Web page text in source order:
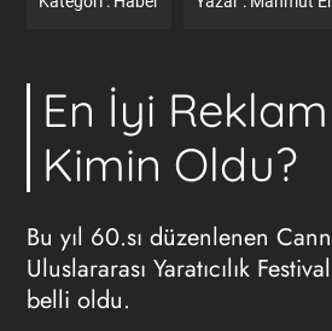
En İyi
Kimin Oldu?
Bu yıl 60.sı düzenlenen
Uluslararası Yaratıcılık
belli oldu.